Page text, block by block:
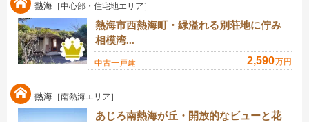
熱海 ［中心部・住宅地エリア］
熱海市西熱海町・緑溢れる別荘地に佇み
相模湾...
中古一戸建 2,590万円
熱海 ［南熱海エリア］
あじろ南熱海が丘・開放的なビューと花